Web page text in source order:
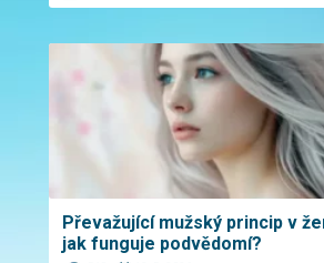
Převažující mužský princip v
jak funguje podvědomí?